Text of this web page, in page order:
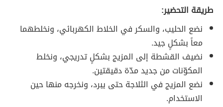
طريقة التحضير:
نضع الحليب، والسكر في الخلاط الكهربائي، ونخلطهما
معاً بشكلٍ جيد.
نضيف القشطة إلى المزيج بشكلٍ تدريجي، ونخلط
المكوّنات من جديد مدّة دقيقتين.
نضع المزيج في الثلاجة حتى يبرد، ونخرجه منها حين
الاستخدام.